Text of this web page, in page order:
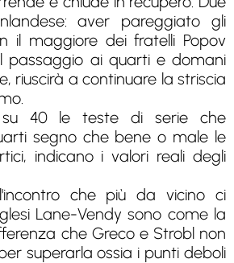
aver pareggiato gli
il maggiore dei fratelli Popov
passaggio ai quarti e domani
riuscirà a continuare la striscia
40 le teste di serie che
segno che bene o male le
indicano i valori reali degli
che più da vicino ci
Lane-Vendy sono come la
che Greco e Strobl non
superarla ossia i punti deboli